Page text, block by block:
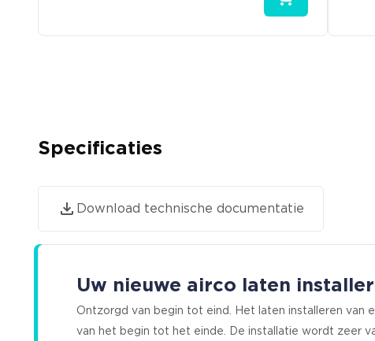
Specificaties
Download technische documentatie
Uw nieuwe airco laten
Ontzorgd van begin tot eind. Het laten installeren van
van het begin tot het einde. De installatie wordt zeer